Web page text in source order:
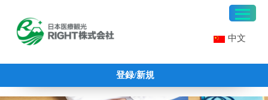
中文
登録/新規